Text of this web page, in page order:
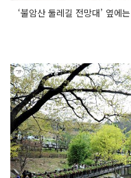
‘불암산 둘레길 전망대’ 옆에